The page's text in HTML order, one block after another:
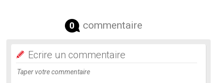
0 commentaire
Ecrire un commentaire